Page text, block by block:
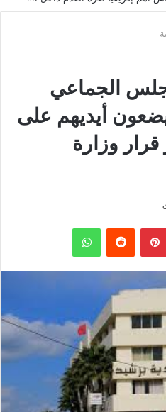
الجماعي
أيديهم على
وزارة
بينتيريست